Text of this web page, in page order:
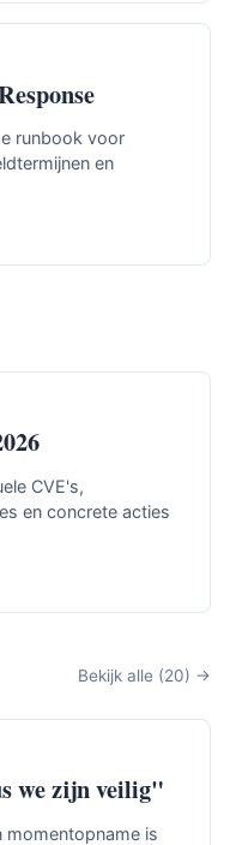
runbook voor
en
CVE's,
en concrete acties
Bekijk alle (20) →
we zijn veilig"
momentopname is